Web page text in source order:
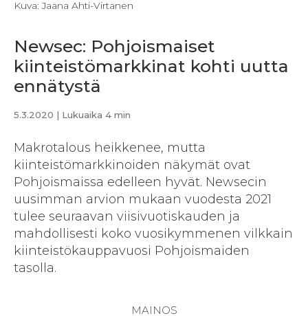
Kuva: Jaana Ahti-Virtanen
Newsec: Pohjoismaiset
kiinteistömarkkinat kohti uutta
ennätystä
5.3.2020 | Lukuaika 4 min
Makrotalous heikkenee, mutta
kiinteistömarkkinoiden näkymät ovat
Pohjoismaissa edelleen hyvät. Newsecin
uusimman arvion mukaan vuodesta 2021
tulee seuraavan viisivuotiskauden ja
mahdollisesti koko vuosikymmenen vilkkain
kiinteistökauppavuosi Pohjoismaiden
tasolla.